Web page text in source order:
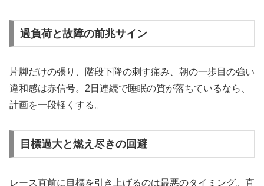
過負荷と故障の前兆サイン
片脚だけの張り、階段下降の刺す痛み、朝の一歩目の強い
違和感は赤信号。2日連続で睡眠の質が落ちているなら、
計画を一段軽くする。
目標過大と燃え尽きの回避
レース直前に目標を引き上げるのは最悪のタイミング。直